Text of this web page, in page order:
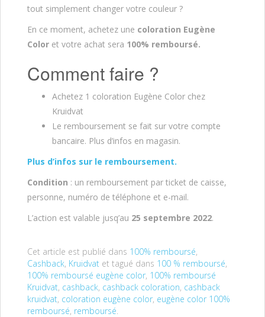
tout simplement changer votre couleur ?
En ce moment, achetez une coloration Eugène
Color et votre achat sera 100% remboursé.
Comment faire ?
Achetez 1 coloration Eugène Color chez
Kruidvat
Le remboursement se fait sur votre compte
bancaire. Plus d’infos en magasin.
Plus d’infos sur le remboursement.
Condition : un remboursement par ticket de caisse,
personne, numéro de téléphone et e-mail.
L’action est valable jusq’au 25 septembre 2022.
Cet article est publié dans 100% remboursé,
Cashback, Kruidvat et tagué dans 100 % remboursé,
100% remboursé eugène color, 100% remboursé
Kruidvat, cashback, cashback coloration, cashback
kruidvat, coloration eugène color, eugène color 100%
remboursé, remboursé